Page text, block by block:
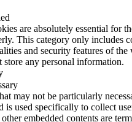
are absolutely essential for
This category only includes
and security features of the
store any personal information.
may not be particularly
is used specifically to collect
embedded contents are